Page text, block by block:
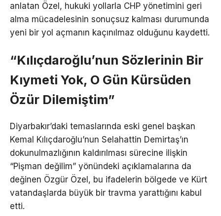
anlatan Özel, hukuki yollarla CHP yönetimini geri
alma mücadelesinin sonuçsuz kalması durumunda
yeni bir yol açmanın kaçınılmaz olduğunu kaydetti.
“Kılıçdaroğlu’nun Sözlerinin Bir
Kıymeti Yok, O Gün Kürsüden
Özür Dilemiştim”
Diyarbakır’daki temaslarında eski genel başkan
Kemal Kılıçdaroğlu’nun Selahattin Demirtaş’ın
dokunulmazlığının kaldırılması sürecine ilişkin
“Pişman değilim” yönündeki açıklamalarına da
değinen Özgür Özel, bu ifadelerin bölgede ve Kürt
vatandaşlarda büyük bir travma yarattığını kabul
etti.